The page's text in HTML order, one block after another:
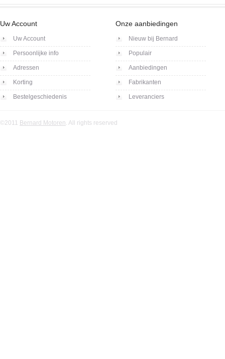
Uw Account
Uw Account
Persoonlijke info
Adressen
Korting
Bestelgeschiedenis
Onze aanbiedingen
Nieuw bij Bernard
Populair
Aanbiedingen
Fabrikanten
Leveranciers
©2011 Bernard Motoren. All rights reserved